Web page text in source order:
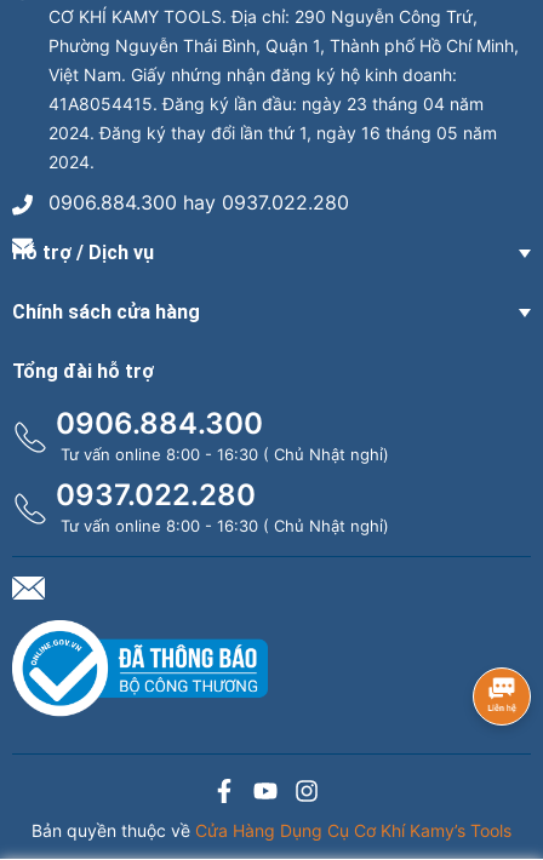
CƠ KHÍ KAMY TOOLS. Địa chỉ: 290 Nguyễn Công Trứ,
Phường Nguyễn Thái Bình, Quận 1, Thành phố Hồ Chí Minh,
Việt Nam. Giấy nhứng nhận đăng ký hộ kinh doanh:
41A8054415. Đăng ký lần đầu: ngày 23 tháng 04 năm
2024. Đăng ký thay đổi lần thứ 1, ngày 16 tháng 05 năm
2024.
0906.884.300 hay 0937.022.280
Hỗ trợ / Dịch vụ
Chính sách cửa hàng
Tổng đài hỗ trợ
0906.884.300
Tư vấn online 8:00 - 16:30 ( Chủ Nhật nghỉ)
0937.022.280
Tư vấn online 8:00 - 16:30 ( Chủ Nhật nghỉ)
Bản quyền thuộc về Cửa Hàng Dụng Cụ Cơ Khí Kamy’s Tools